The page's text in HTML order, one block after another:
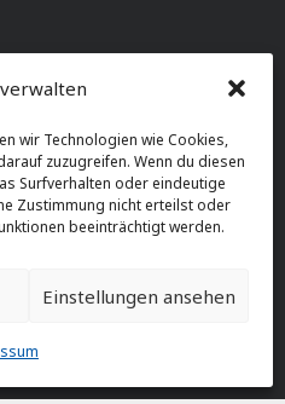
wir Technologien wie Cookies,
zuzugreifen. Wenn du diesen
Surfverhalten oder eindeutige
Zustimmung nicht erteilst oder
beeinträchtigt werden.
Einstellungen ansehen